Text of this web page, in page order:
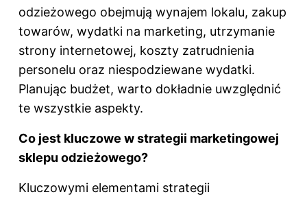
odzieżowego obejmują wynajem lokalu, zakup
towarów, wydatki na marketing, utrzymanie
strony internetowej, koszty zatrudnienia
personelu oraz niespodziewane wydatki.
Planując budżet, warto dokładnie uwzględnić
te wszystkie aspekty.
Co jest kluczowe w strategii marketingowej
sklepu odzieżowego?
Kluczowymi elementami strategii